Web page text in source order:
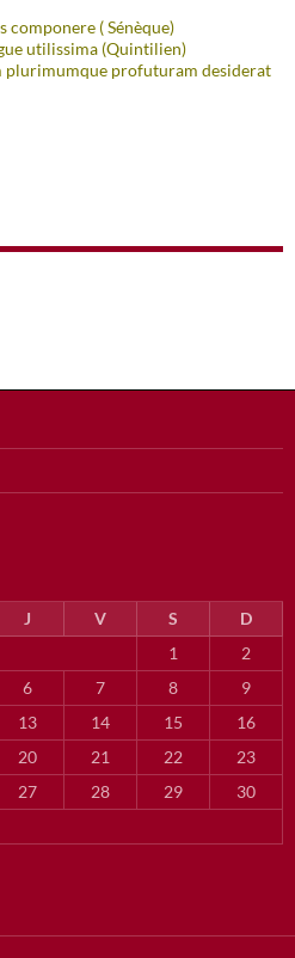
componere ( Sénèque)
utilissima (Quintilien)
plurimumque profuturam desiderat
J V S
D
1
2
6 7 8
9
13 14 15
16
20 21 22
23
27 28 29
30